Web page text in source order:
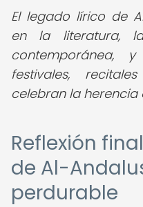
El legado lírico de
en la literatura,
contemporánea,
festivales,
celebran la herencia
Reflexión
de Al-
perdurable